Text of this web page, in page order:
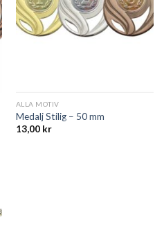
ALLA MOTIV
Medalj Stilig – 50 mm
13,00 kr